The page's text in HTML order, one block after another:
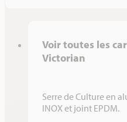
3,09 x 4,57 x 1,61 x 0,84
3,09 x 7,53 x 1,61 x 0,84
Voir toutes les
Victorian
Serre de Culture en
INOX et joint EPDM.